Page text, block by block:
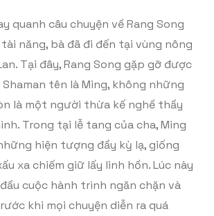
quanh câu chuyện về Rang Song
năng, bà đã đi đến tại vùng nông
Tại đây, Rang Song gặp gỡ được
tên là Ming, không những
là một người thừa kế nghề thầy
Trong tại lễ tang của cha, Ming
hiện tượng đầy kỳ lạ, giống
xa chiếm giữ lấy linh hồn. Lúc này
cuộc hành trình ngăn chặn và
khi mọi chuyện diễn ra quá